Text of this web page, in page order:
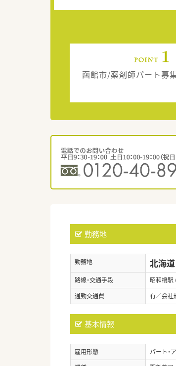
函館市/薬剤師パート募
勤務地
勤務地 北海
路線・交通手段
昭和橋駅
通勤交通費
有／会社
基本情報
雇用形態
パート・